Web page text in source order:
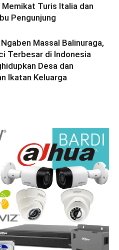
Memikat Turis Italia dan
Pengunjung
Massal Balinuraga,
Terbesar di Indonesia
Desa dan
Ikatan Keluarga